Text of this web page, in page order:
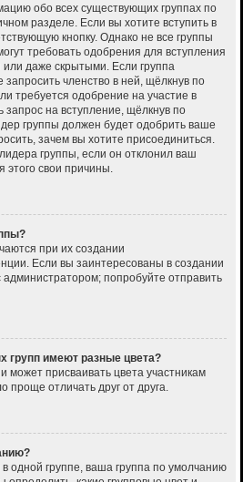
обо всех существующих группах по
разделе. Если вы хотите вступить в
кнопку. Однако не все группы
требовать одобрения для вступления
или даже скрытыми. Если группа
членство в ней, щёлкнув по
требуется одобрение на участие в
запрос на вступление, щёлкнув по
группы должен будет одобрить ваше
зачем вы хотите присоединиться.
группы, если он отклонил ваш
этого свои причины.
при их создании
Если вы заинтересованы в создании
администратором; попробуйте отправить
групп имеют разные цвета?
может присваивать цвета участникам
проще отличать друг от друга.
одной группе, ваша группа по умолчанию